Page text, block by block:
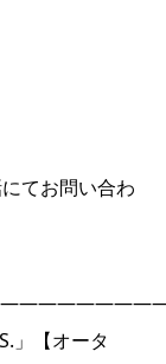
てお問い合わ
」【オータ